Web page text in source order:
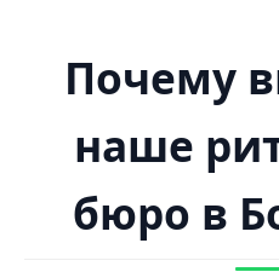
Почему
наше
бюро в